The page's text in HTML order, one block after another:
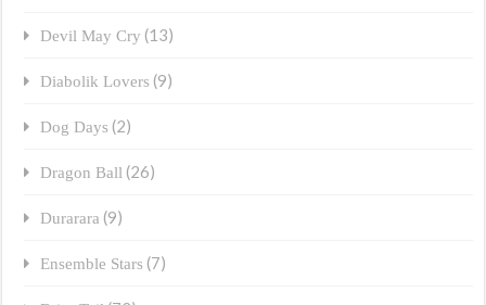
Devil May Cry (13)
Diabolik Lovers (9)
Dog Days (2)
Dragon Ball (26)
Durarara (9)
Ensemble Stars (7)